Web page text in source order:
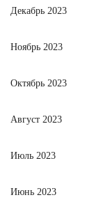
Декабрь 2023
Ноябрь 2023
Октябрь 2023
Август 2023
Июль 2023
Июнь 2023